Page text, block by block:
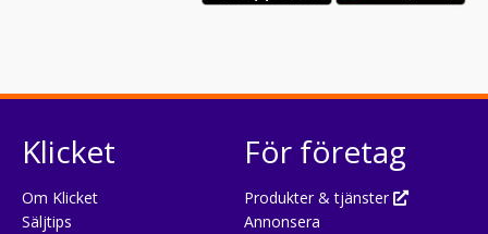
Klicket
Om Klicket
Säljtips
För företag
Produkter & tjänster
Annonsera